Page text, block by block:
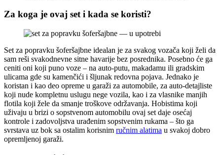
Za koga je ovaj set i kada se koristi?
Set za popravku šoferšajbne idealan je za svakog vozača koji želi da
sam reši svakodnevne sitne havarije bez posrednika. Posebno će ga
ceniti oni koji puno voze – na auto-putu, makadamu ili gradskim
ulicama gde su kamenčići i šljunak redovna pojava. Jednako je
koristan i kao deo opreme u garaži za automobile, za auto-detajliste
koji nude kompletnu uslugu nege vozila, kao i za vlasnike manjih
flotila koji žele da smanje troškove održavanja. Hobistima koji
uživaju u brizi o sopstvenom automobilu ovaj set daje osećaj
kontrole i zadovoljstva urađenim sopstvenim rukama – što ga
svrstava uz bok sa ostalim korisnim ručnim alatima u svakoj dobro
opremljenoj garaži.